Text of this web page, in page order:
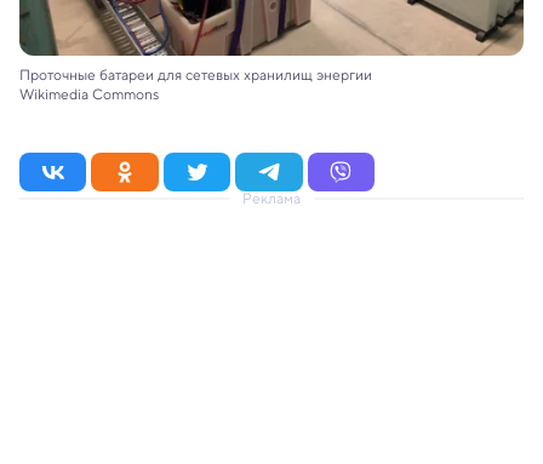
Проточные батареи для сетевых хранилищ энергии
Wikimedia Commons
Реклама